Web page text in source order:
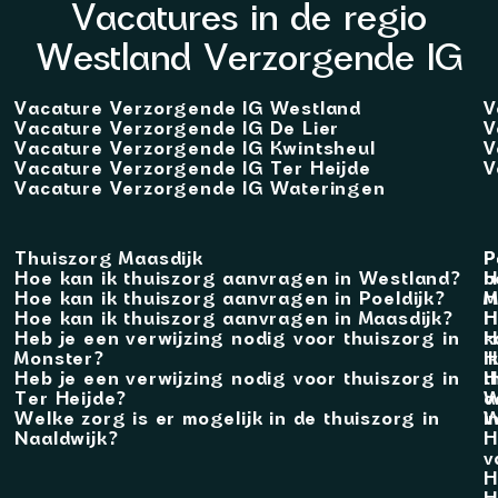
Vacatures in de regio
Westland Verzorgende IG
Vacature Verzorgende IG Westland
Vacature Verzorgende IG De Lier
Vacature Verzorgende IG Kwintsheul
Vacature Verzorgende IG Ter Heijde
Vacature Verzorgende IG Wateringen
Thuiszorg Maasdijk
Hoe kan ik thuiszorg aanvragen in Westland?
Hoe kan ik thuiszorg aanvragen in Poeldijk?
Hoe kan ik thuiszorg aanvragen in Maasdijk?
Heb je een verwijzing nodig voor thuiszorg in
Monster?
Heb je een verwijzing nodig voor thuiszorg in
Ter Heijde?
Welke zorg is er mogelijk in de thuiszorg in
Naaldwijk?